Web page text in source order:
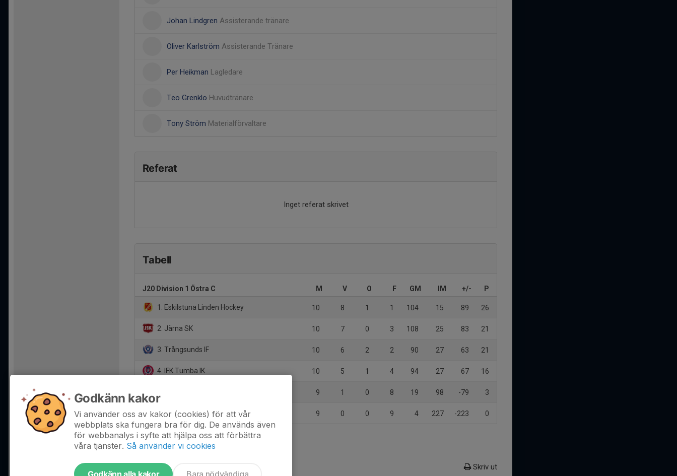
Johan Lindgren Assisterande tränare
Oliver Karlström Assisterande Tränare
Per Heikman Lagledare
Teo Grenklo Huvudtränare
Tony Ström Materialförvaltare
Referat
Inget referat skrivet
Tabell
J20 Division 1 Östra C M V O F GM IM +/- P
1. Eskilstuna Linden Hockey 10 8 1 1 104 15 89 26
2. Järna SK 10 7 0 3 108 25 83 21
3. Trångsunds IF 10 6 2 2 90 27 63 21
4. IFK Tumba IK 10 5 1 4 94 27 67 16
9 1 0 8 19 98 -79 3
6. FOC Farsta IF 9 0 0 9 4 227 -223 0
Skriv ut
Godkänn kakor
Vi använder oss av kakor (cookies) för att vår
webbplats ska fungera bra för dig. De används även
för webbanalys i syfte att hjälpa oss att förbättra
våra tjänster. Så använder vi cookies
Godkänn alla kakor Bara nödvändiga